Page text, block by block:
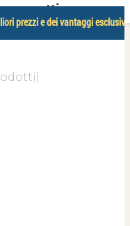
prezzi e dei vantaggi esclusivi.
gatti